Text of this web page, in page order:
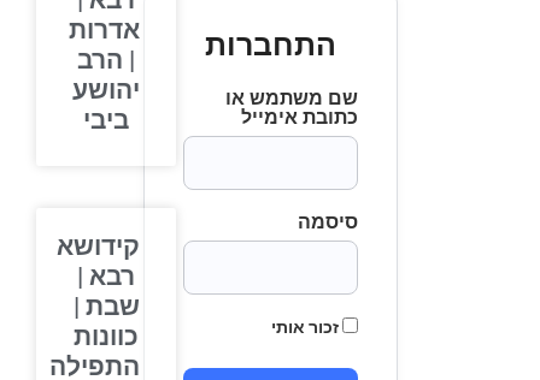
התחברות
שם משתמש או
כתובת אימייל
סיסמה
זכור אותי
אדרות
| הרב
יהושע
ביבי
קידושא
רבא |
שבת |
כוונות
התפילה